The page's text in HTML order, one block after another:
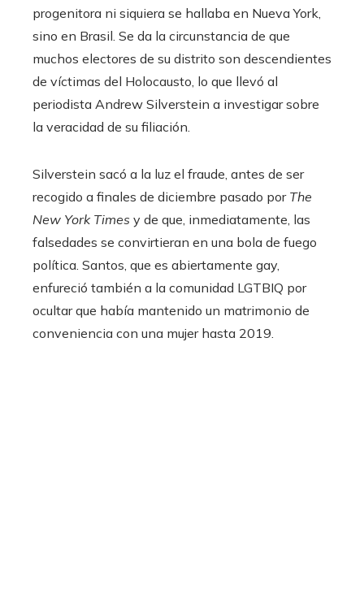
progenitora ni siquiera se hallaba en Nueva York,
sino en Brasil. Se da la circunstancia de que
muchos electores de su distrito son descendientes
de víctimas del Holocausto, lo que llevó al
periodista Andrew Silverstein a investigar sobre
la veracidad de su filiación.
Silverstein sacó a la luz el fraude, antes de ser
recogido a finales de diciembre pasado por The
New York Times y de que, inmediatamente, las
falsedades se convirtieran en una bola de fuego
política. Santos, que es abiertamente gay,
enfureció también a la comunidad LGTBIQ por
ocultar que había mantenido un matrimonio de
conveniencia con una mujer hasta 2019.